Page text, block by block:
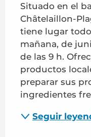
Situado en el
Châtelaillon-
tiene lugar
mañana, de
de las 9 h.
productos
preparar sus
ingredientes
Seguir